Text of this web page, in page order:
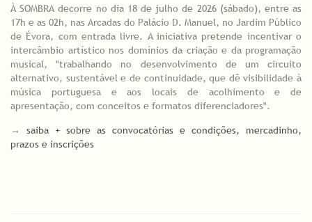
À SOMBRA decorre no dia 18 de julho de 2026 (sábado), entre as
17h e as 02h, nas Arcadas do Palácio D. Manuel, no Jardim Público
de Évora, com entrada livre. A iniciativa pretende incentivar o
intercâmbio artístico nos domínios da criação e da programação
musical, "trabalhando no desenvolvimento de um circuito
alternativo, sustentável e de continuidade, que dê visibilidade à
música portuguesa e aos locais de acolhimento e de
apresentação, com conceitos e formatos diferenciadores".
→ saiba + sobre as convocatórias e condições, mercadinho,
prazos e inscrições